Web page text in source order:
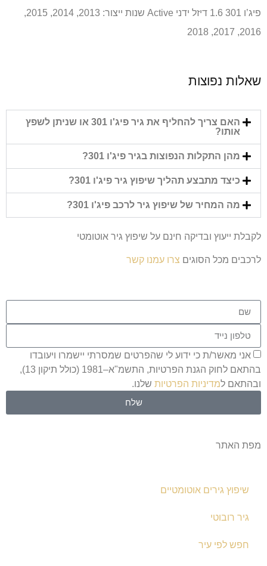
פיג’ו 301 1.6 דיזל ידני Active שנות ייצור: 2013, 2014, 2015,
2016, 2017, 2018
שאלות נפוצות
האם צריך להחליף את גיר פיג'ו 301 או שניתן לשפץ
אותו?
מהן התקלות הנפוצות בגיר פיג'ו 301?
כיצד מתבצע תהליך שיפוץ גיר פיג'ו 301?
מה המחיר של שיפוץ גיר לרכב פיג'ו 301?
לקבלת ייעוץ ובדיקה חינם על שיפוץ גיר אוטומטי
לרכבים מכל הסוגים צרו עמנו קשר
אני מאשר/ת כי ידוע לי שהפרטים שמסרתי יישמרו ויעובדו
בהתאם לחוק הגנת הפרטיות, התשמ"א–1981 (כולל תיקון 13),
ובהתאם למדיניות הפרטיות שלנו.
שלח
מפת האתר
שיפוץ גירים אוטומטיים
גיר רובוטי
חפש לפי עיר